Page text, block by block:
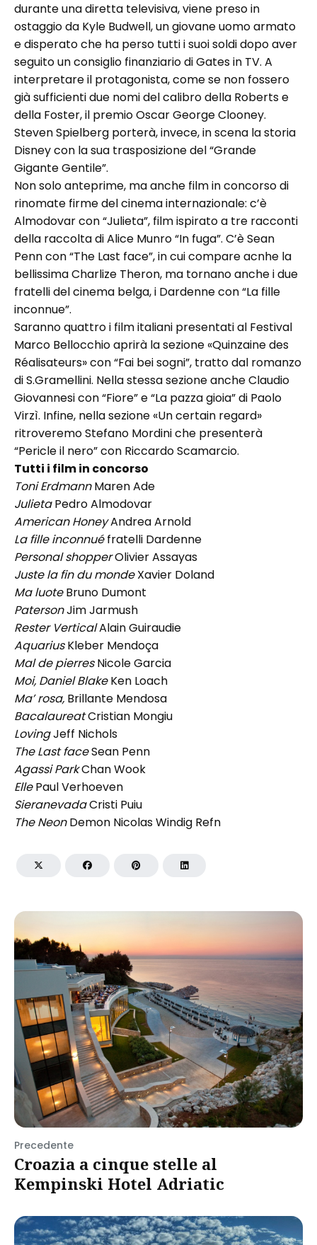
durante una diretta televisiva, viene preso in
ostaggio da Kyle Budwell, un giovane uomo armato
e disperato che ha perso tutti i suoi soldi dopo aver
seguito un consiglio finanziario di Gates in TV. A
interpretare il protagonista, come se non fossero
già sufficienti due nomi del calibro della Roberts e
della Foster, il premio Oscar George Clooney.
Steven Spielberg porterà, invece, in scena la storia
Disney con la sua trasposizione del “Grande
Gigante Gentile”.
Non solo anteprime, ma anche film in concorso di
rinomate firme del cinema internazionale: c’è
Almodovar con “Julieta”, film ispirato a tre racconti
della raccolta di Alice Munro “In fuga”. C’è Sean
Penn con “The Last face”, in cui compare acnhe la
bellissima Charlize Theron, ma tornano anche i due
fratelli del cinema belga, i Dardenne con “La fille
inconnue”.
Saranno quattro i film italiani presentati al Festival
Marco Bellocchio aprirà la sezione «Quinzaine des
Réalisateurs» con “Fai bei sogni”, tratto dal romanzo
di S.Gramellini. Nella stessa sezione anche Claudio
Giovannesi con “Fiore” e “La pazza gioia” di Paolo
Virzì. Infine, nella sezione «Un certain regard»
ritroveremo Stefano Mordini che presenterà
“Pericle il nero” con Riccardo Scamarcio.
Tutti i film in concorso
Toni ErdmannMaren Ade
JulietaPedro Almodovar
American HoneyAndrea Arnold
La fille inconnuéfratelli Dardenne
Personal shopperOlivier Assayas
Juste la fin du mondeXavier Doland
Ma luoteBruno Dumont
PatersonJim Jarmush
Rester VerticalAlain Guiraudie
AquariusKleber Mendoça
Mal de pierresNicole Garcia
Moi, Daniel BlakeKen Loach
Ma’ rosa, Brillante Mendosa
BacalaureatCristian Mongiu
LovingJeff Nichols
The Last faceSean Penn
Agassi ParkChan Wook
EllePaul Verhoeven
SieranevadaCristi Puiu
The NeonDemon Nicolas Windig Refn
Precedente
Croazia a cinque stelle al
Kempinski Hotel Adriatic